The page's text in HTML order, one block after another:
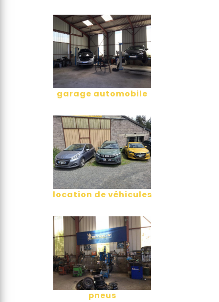
garage automobile
location de véhicules
pneus